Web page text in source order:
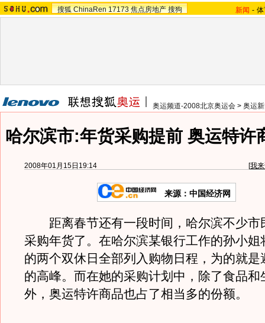
搜狐 ChinaRen 17173 焦点房地产 搜狗 新闻 -
奥运频道-2008北京奥运会 > 奥运
哈尔滨市:年货采购提前 奥运特许
2008年01月15日19:14 [我
来源：中国经济网
距离春节还有一段时间，哈尔滨不少市
采购年货了。在哈尔滨某银行工作的孙小姐
的两个双休日全部列入购物日程，为的就是
的高峰。而在她的采购计划中，除了食品和
外，奥运特许商品也占了相当多的份额。